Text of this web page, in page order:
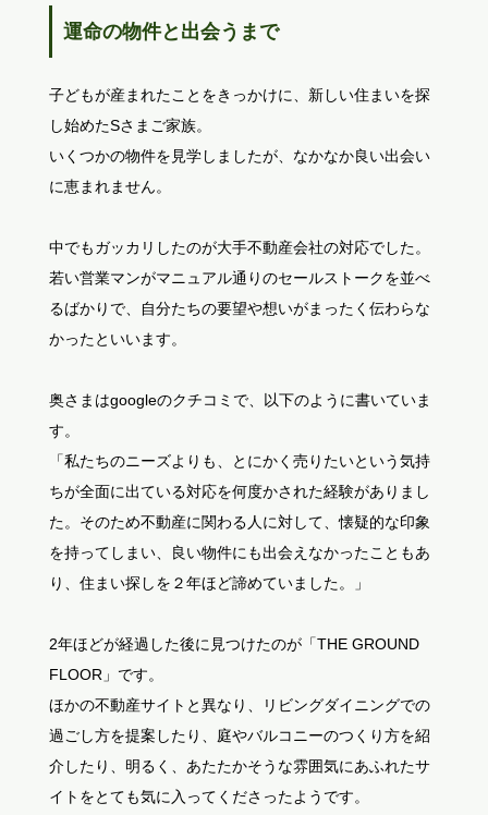
運命の物件と出会うまで
子どもが産まれたことをきっかけに、新しい住まいを探
し始めたSさまご家族。
いくつかの物件を見学しましたが、なかなか良い出会い
に恵まれません。
中でもガッカリしたのが大手不動産会社の対応でした。
若い営業マンがマニュアル通りのセールストークを並べ
るばかりで、自分たちの要望や想いがまったく伝わらな
かったといいます。
奥さまはgoogleのクチコミで、以下のように書いていま
す。
「私たちのニーズよりも、とにかく売りたいという気持
ちが全面に出ている対応を何度かされた経験がありまし
た。そのため不動産に関わる人に対して、懐疑的な印象
を持ってしまい、良い物件にも出会えなかったこともあ
り、住まい探しを２年ほど諦めていました。」
2年ほどが経過した後に見つけたのが「THE GROUND
FLOOR」です。
ほかの不動産サイトと異なり、リビングダイニングでの
過ごし方を提案したり、庭やバルコニーのつくり方を紹
介したり、明るく、あたたかそうな雰囲気にあふれたサ
イトをとても気に入ってくださったようです。